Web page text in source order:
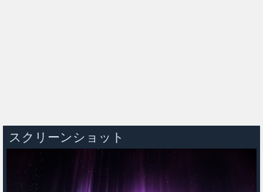
スクリーンショット